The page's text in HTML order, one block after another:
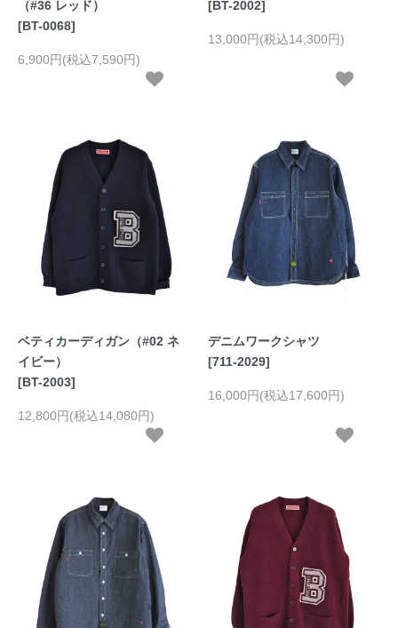
（#36 レッド）
[BT-0068]
6,900円(税込7,590円)
[BT-2002]
13,000円(税込14,300円)
ベティカーディガン（#02 ネ
イビー）
[BT-2003]
12,800円(税込14,080円)
デニムワークシャツ
[711-2029]
16,000円(税込17,600円)